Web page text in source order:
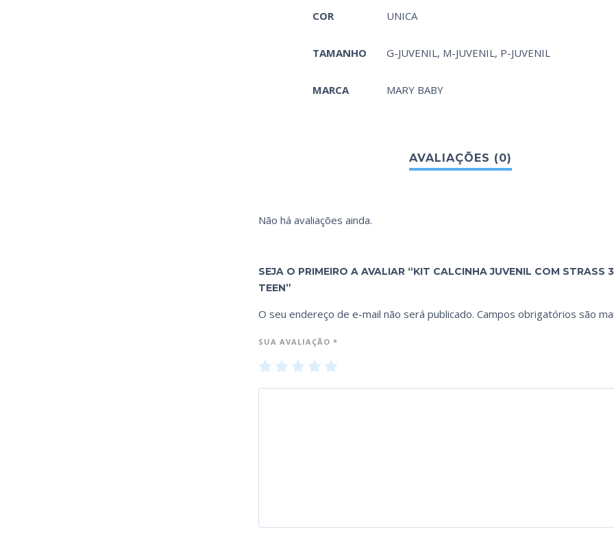
COR
UNICA
TAMANHO G-JUVENIL, M-JUVENIL, P-JUVENIL
MARCA MARY BABY
Não há avaliações ainda.
SEJA O PRIMEIRO A AVALIAR “KIT CALCINHA JUVENIL COM STRASS
TEEN”
O seu endereço de e-mail não será publicado. Campos obrigatórios são
SUA AVALIAÇÃO *
1 2 3 4